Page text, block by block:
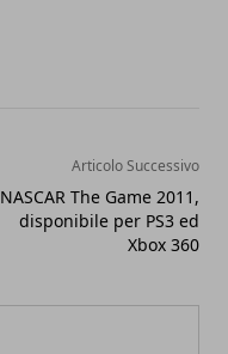
Articolo Successivo
NASCAR The Game 2011,
disponibile per PS3 ed
Xbox 360